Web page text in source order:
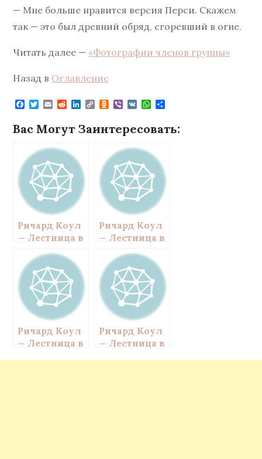
— Мне больше нравится версия Перси. Скажем
так — это был древний обряд, сгоревший в огне.
Читать далее — «Фотографии членов группы»
Назад в Оглавление
F
e
o
T
i
t
e
r
E
i
R
d
t
L
n
k
n
C
y
O
o
a
s
n
k
V
e
V
W
t
A
p
p
р
т
Вас Могут Заинтересовать:
Ричард Коул
— Лестница в
небеса. Глава
Ричард Коул
— Лестница в
небеса. Глава
Ричард Коул
— Лестница в
Ричард Коул
— Лестница в